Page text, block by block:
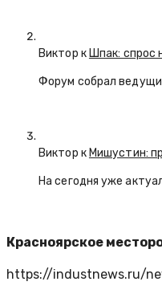
Виктор кШпак: спрос
Форум собрал
Виктор кМишустин:
На сегодня уже
Красноярское
https://industnews.ru/